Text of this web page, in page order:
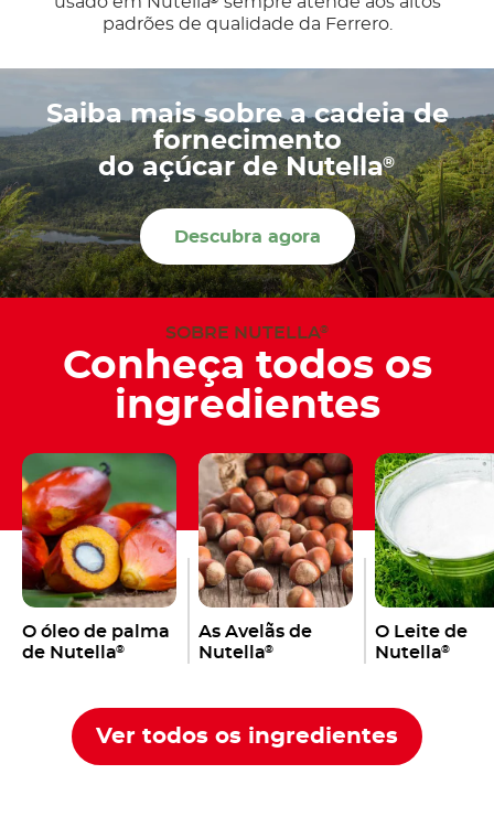
padrões de qualidade da Ferrero.
Saiba mais sobre a cadeia de
fornecimento
do açúcar de Nutella®
Descubra agora
SOBRE NUTELLA®
Conheça todos os
ingredientes
O óleo de palma
de Nutella®
As Avelãs de
Nutella®
O Leite de
Nutella®
Ver todos os ingredientes